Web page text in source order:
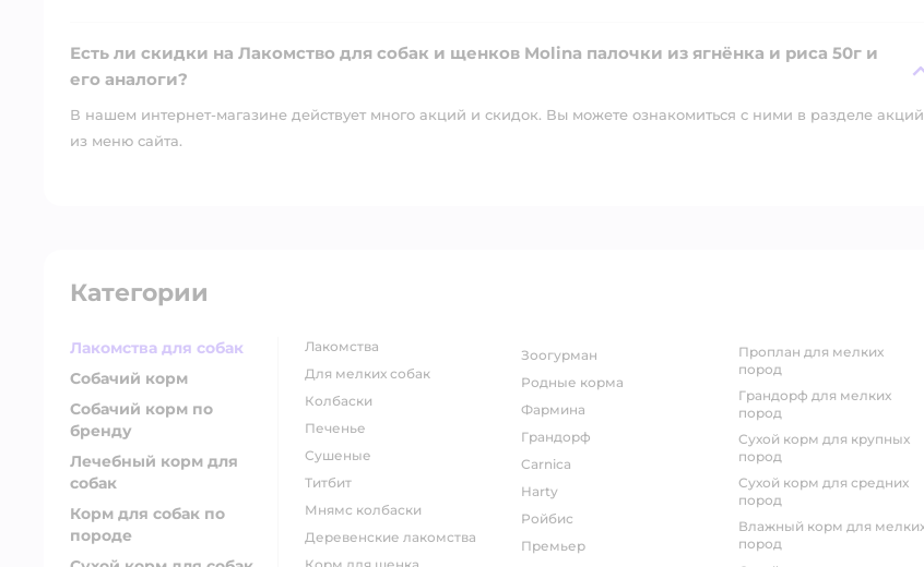
Есть ли скидки на Лакомство для собак и щенков Molina палочки из ягнёнка и риса 50г и
его аналоги?
В нашем интернет-магазине действует много акций и скидок. Вы можете ознакомиться с ними в разделе акций
из меню сайта.
Категории
Лакомства для собак
Собачий корм
Собачий корм по
бренду
Лечебный корм для
собак
Корм для собак по
породе
лакомства
для мелких собак
колбаски
печенье
сушеные
титбит
мнямс колбаски
деревенские лакомства
зоогурман
родные корма
фармина
грандорф
carnica
harty
ройбис
премьер
проплан для мелких
пород
грандорф для мелких
пород
сухой корм для крупных
пород
сухой корм для средних
пород
влажный корм для мелких
пород